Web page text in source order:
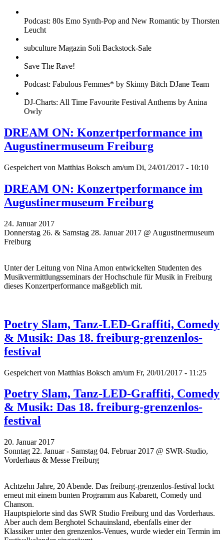
Podcast: 80s Emo Synth-Pop and New Romantic by Thorsten
Leucht
subculture Magazin Soli Backstock-Sale
Save The Rave!
Podcast: Fabulous Femmes* by Skinny Bitch DJane Team
DJ-Charts: All Time Favourite Festival Anthems by Anina
Owly
DREAM ON: Konzertperformance im
Augustinermuseum Freiburg
Gespeichert von Matthias Boksch am/um Di, 24/01/2017 - 10:10
DREAM ON: Konzertperformance im
Augustinermuseum Freiburg
24. Januar 2017
Donnerstag 26. & Samstag 28. Januar 2017 @ Augustinermuseum
Freiburg
Unter der Leitung von Nina Amon entwickelten Studenten des
Musikvermittlungsseminars der Hochschule für Musik in Freiburg
dieses Konzertperformance maßgeblich mit.
Poetry Slam, Tanz-LED-Graffiti, Comedy
& Musik: Das 18. freiburg-grenzenlos-
festival
Gespeichert von Matthias Boksch am/um Fr, 20/01/2017 - 11:25
Poetry Slam, Tanz-LED-Graffiti, Comedy
& Musik: Das 18. freiburg-grenzenlos-
festival
20. Januar 2017
Sonntag 22. Januar - Samstag 04. Februar 2017 @ SWR-Studio,
Vorderhaus & Messe Freiburg
Achtzehn Jahre, 20 Abende. Das freiburg-grenzenlos-festival lockt
erneut mit einem bunten Programm aus Kabarett, Comedy und
Chanson.
Hauptspielorte sind das SWR Studio Freiburg und das Vorderhaus.
Aber auch dem Berghotel Schauinsland, ebenfalls einer der
Klassiker unter den grenzenlos-Venues, wurde wieder ein Termin im